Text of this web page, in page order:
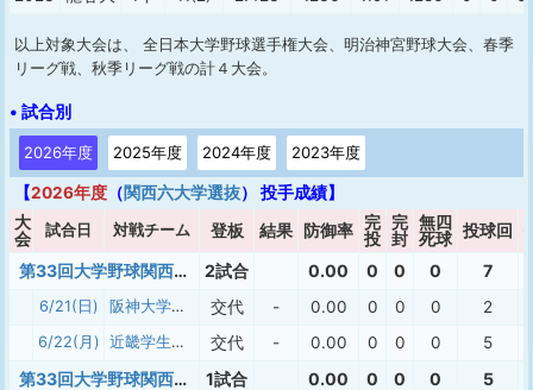
以上対象大会は、 全日本大学野球選手権大会、明治神宮野球大会、春季
リーグ戦、秋季リーグ戦の計４大会。
• 試合別
2026年度 2025年度 2024年度 2023年度
【2026年度 （関西六大学選抜） 投手成績】
大
会
試合日 対戦チーム 登板 結果 防御率
完
投
完
封
無四
死球 投球回
第33回大学野球関西オールスター5リーグ対抗戦 2試合 0.00 0 0 0 7
6/21(日) 阪神大学選抜 交代 - 0.00 0 0 0 2
6/22(月) 近畿学生選抜 交代 - 0.00 0 0 0 5
第33回大学野球関西オールスター5リーグ対抗戦（旧） 1試合 0.00 0 0 0 5